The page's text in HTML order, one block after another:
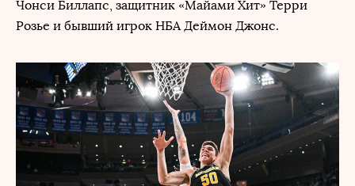
Чонси Биллапс, защитник «Майами Хит» Терри
Розье и бывший игрок НБА Деймон Джонс.